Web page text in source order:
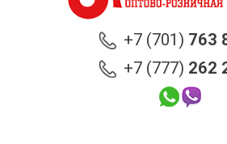
+7 (701) 763
+7 (777) 262